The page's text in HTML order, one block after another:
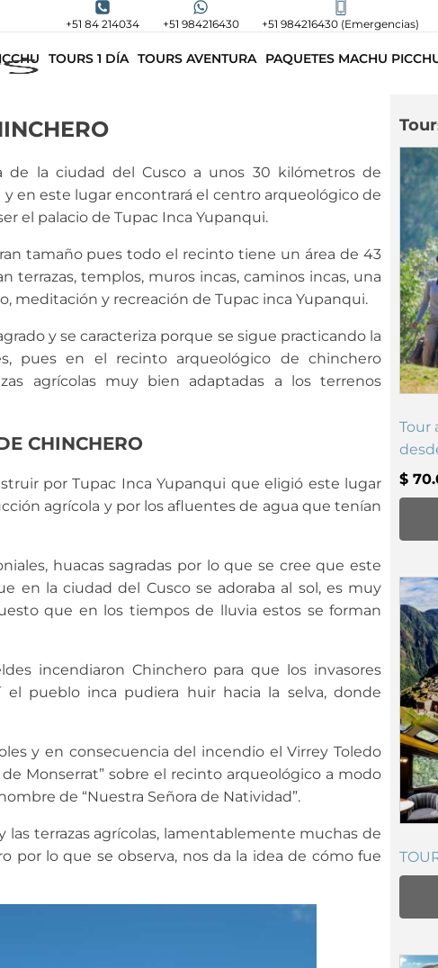
+51 84 214034 +51 984216430 +51 984216430 (Emergencias)
TOURS 1 DÍA TOURS AVENTURA PAQUETES MACHU
la ciudad del Cusco a unos 30 kilómetros de
en este lugar encontrará el centro arqueológico de
el palacio de Tupac Inca Yupanqui.
tamaño pues todo el recinto tiene un área de 43
templos, muros incas, caminos incas, una
meditación y recreación de Tupac inca Yupanqui.
y se caracteriza porque se sigue practicando la
pues en el recinto arqueológico de chinchero
agrícolas muy bien adaptadas a los terrenos
CHINCHERO
por Tupac Inca Yupanqui que eligió este lugar
agrícola y por los afluentes de agua que tenían
huacas sagradas por lo que se cree que este
en la ciudad del Cusco se adoraba al sol, es muy
que en los tiempos de lluvia estos se forman
incendiaron Chinchero para que los invasores
el pueblo inca pudiera huir hacia la selva, donde
y en consecuencia del incendio el Virrey Toledo
Monserrat” sobre el recinto arqueológico a modo
de “Nuestra Señora de Natividad”.
terrazas agrícolas, lamentablemente muchas de
por lo que se observa, nos da la idea de cómo fue
Tour
$